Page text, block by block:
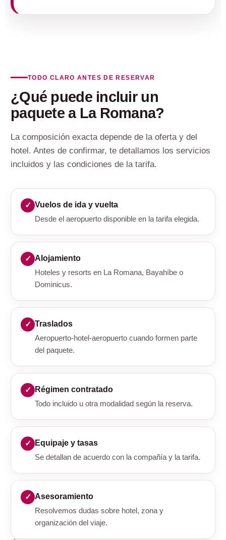
TODO CLARO ANTES DE RESERVAR
¿Qué puede incluir un
paquete a La Romana?
La composición exacta depende de la oferta y del
hotel. Antes de confirmar, te detallamos los servicios
incluidos y las condiciones de la tarifa.
Vuelos de ida y vuelta
Desde el aeropuerto disponible en la tarifa elegida.
Alojamiento
Hoteles y resorts en La Romana, Bayahíbe o
Dominicus.
Traslados
Aeropuerto-hotel-aeropuerto cuando formen parte
del paquete.
Régimen contratado
Todo incluido u otra modalidad según la reserva.
Equipaje y tasas
Se detallan de acuerdo con la compañía y la tarifa.
Asesoramiento
Resolvemos dudas sobre hotel, zona y
organización del viaje.